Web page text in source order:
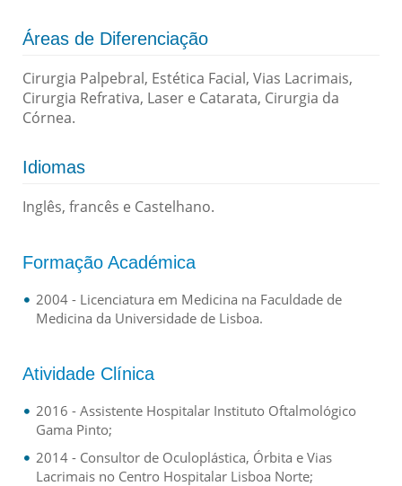
Áreas de Diferenciação
Cirurgia Palpebral, Estética Facial, Vias Lacrimais,
Cirurgia Refrativa, Laser e Catarata, Cirurgia da
Córnea.
Idiomas
Inglês, francês e Castelhano.
Formação Académica
2004 - Licenciatura em Medicina na Faculdade de
Medicina da Universidade de Lisboa.
Atividade Clínica
2016 - Assistente Hospitalar Instituto Oftalmológico
Gama Pinto;
2014 - Consultor de Oculoplástica, Órbita e Vias
Lacrimais no Centro Hospitalar Lisboa Norte;